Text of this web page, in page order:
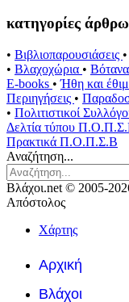
κατηγορίες
• Βιβλιοπαρουσιάσεις •
• Βλαχοχώρια • Βότανα
E-books •Ήθη και
Περιηγήσεις •
• Πολιτιστικοί
Δελτία τύπου
Πρακτικά Π.Ο.Π.Σ.Β
Αναζήτηση...
Βλάχοι.net © 2005-
Απόστολος
Χάρτης
Αρχική
Βλάχοι